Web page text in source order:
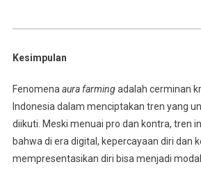
Kesimpulan
Fenomena aura farmingadalah cerminan
Indonesia dalam menciptakan tren yang
diikuti. Meski menuai pro dan kontra, tren
bahwa di era digital, kepercayaan diri dan
mempresentasikan diri bisa menjadi